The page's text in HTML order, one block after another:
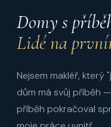
Domy s
Lidé na
Nejsem makléř, který
dům má svůj příběh
příběh pokračoval